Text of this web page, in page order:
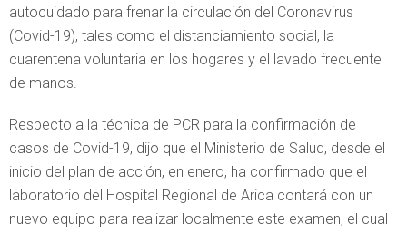
autocuidado para frenar la circulación del Coronavirus
(Covid-19), tales como el distanciamiento social, la
cuarentena voluntaria en los hogares y el lavado frecuente
de manos.
Respecto a la técnica de PCR para la confirmación de
casos de Covid-19, dijo que el Ministerio de Salud, desde el
inicio del plan de acción, en enero, ha confirmado que el
laboratorio del Hospital Regional de Arica contará con un
nuevo equipo para realizar localmente este examen, el cual